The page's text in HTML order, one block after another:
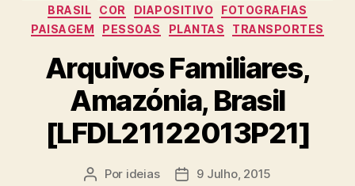
BRASIL
COR DIAPOSITIVO
FOTOGRAFIAS
PAISAGEM
PESSOAS PLANTAS TRANSPORTES
Arquivos Familiares,
Amazónia, Brasil
[LFDL21122013P21]
Autor
Por ideias
Data9 Julho, 2015